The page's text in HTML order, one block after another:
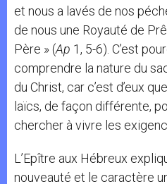
et nous a lavés de nos
de nous une Royauté de
Père » (Ap 1, 5-6). C’est
comprendre la nature du
du Christ, car c’est d’eux
laïcs, de façon différente,
chercher à vivre les
L’Epître aux Hébreux
nouveauté et le caractère